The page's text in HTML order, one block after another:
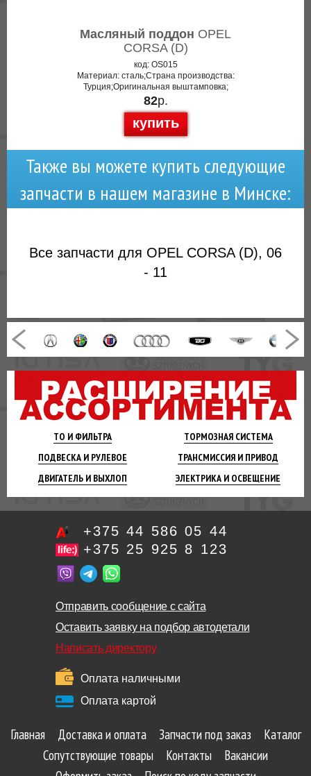
ТО И ФИЛЬТРА ТОРМОЗНАЯСИСТЕМА
ПОДВЕСКА И РУЛЕВОЕ ТРАНСМИССИЯ И ПРИВОД
ДВИГАТЕЛЬ И ВЫХЛОП ЭЛЕКТРИКА И ОСВЕЩЕНИЕ
Масляный поддон OPEL
CORSA (D)
код: OS015
Материал: сталь;Страна производства:
Турция;Оригинальная выштамповка;
82р.
купить
Также вы можете купить следующие
запчасти в нашем магазине в Минске:
Все запчасти для OPEL CORSA (D), 06
- 11
+375 44 586 05 44
+375 25 925 8 123
Отправить сообщение с сайта
Оставить заявку на подбор автодетали
Написать директору
Оплата наличными
Оплата картой
Главная Доставка и оплата Запчасти под заказ
Каталог
Сопутствующие товары
Контакты
Вакансии